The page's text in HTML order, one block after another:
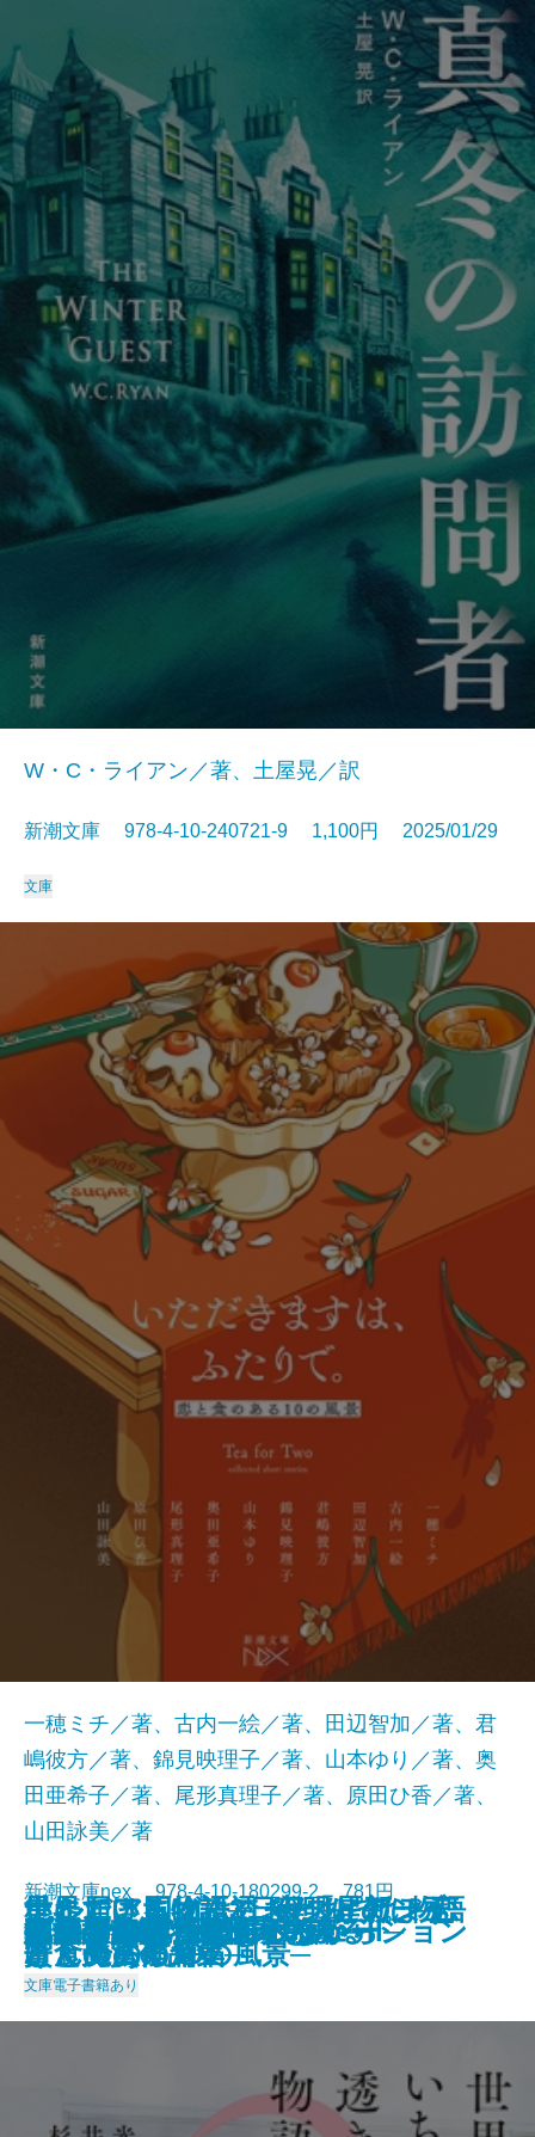
灼熱
擬傷の鳥はつかまらない
プリンシパル
アイドルだった君へ
星に届ける物語─日経「星新一
賞」受賞作品集─
あわこさま─不村家奇譚─
うしろにご用心！
ナルニア国物語3 夜明けのぼう
けん号の航海
真冬の訪問者
W・C・ライアン／著、土屋晃／訳
新潮文庫 978-4-10-240721-9 1,100円 2025/01/29
文庫
いただきますは、ふたりで。─恋
と食のある10の風景─
一穂ミチ／著、古内一絵／著、田辺智加／著、君
嶋彼方／著、錦見映理子／著、山本ゆり／著、奥
田亜希子／著、尾形真理子／著、原田ひ香／著、
山田詠美／著
新潮文庫nex 978-4-10-180299-2 781円
2025/01/29
文庫電子書籍あり
世界でいちばん透きとおった物語
2
家裁調査官・庵原かのん
火山のふもとで
鯉姫婚姻譚
死ぬまでに行きたい海
それでも日々はつづくから
胃が合うふたり
ブロッコリー・レボリューション
いのちの記憶─銀河を渡るII─
ナルニア国物語2 カスピアン王
子と魔法の角笛